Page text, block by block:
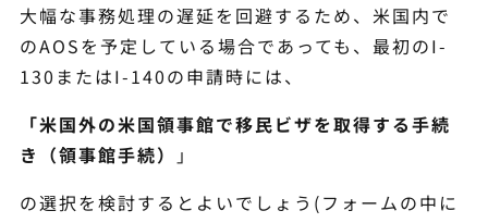
大幅な事務処理の遅延を回避するため、米国内で
のAOSを予定している場合であっても、最初のI-
130またはI-140の申請時には、
「米国外の米国領事館で移民ビザを取得する手続
き（領事館手続）
」
の選択を検討するとよいでしょう(フォームの中に